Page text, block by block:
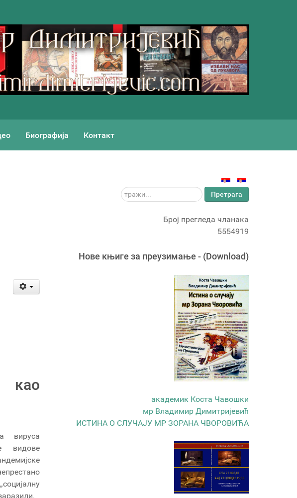
Биографија Контакт
као
вируса
видове
тражи... Претрага
Број прегледа чланака
5554919
Новe књигe за преузимање - (Download)
академик Коста Чавошки
мр Владимир Димитријевић
ИСТИНА О СЛУЧАЈУ МР ЗОРАНА ЧВОРОВИЋА